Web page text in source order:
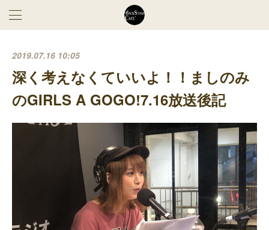
2019.07.16 10:05
深く考えなくていいよ！！ましのみ
のGIRLS A GOGO!7.16放送後記